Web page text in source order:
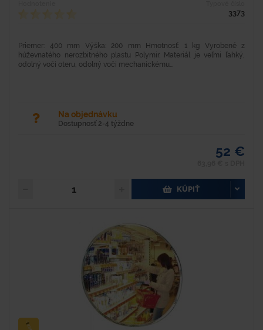
3373
Priemer: 400 mm Výška: 200 mm Hmotnosť: 1 kg Vyrobené z
húževnatého nerozbitného plastu Polymir. Materiál je veľmi ľahký,
odolný voči oteru, odolný voči mechanickému...
Na objednávku
Dostupnosť 2-4 týždne
52 €
KÚPIŤ